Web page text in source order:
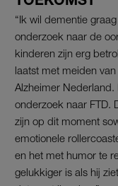
“Ik wil dementie
onderzoek naar de
kinderen zijn erg
laatst met meiden
Alzheimer
onderzoek naar FTD.
zijn op dit moment
emotionele
en het met humor te
gelukkiger is als hij